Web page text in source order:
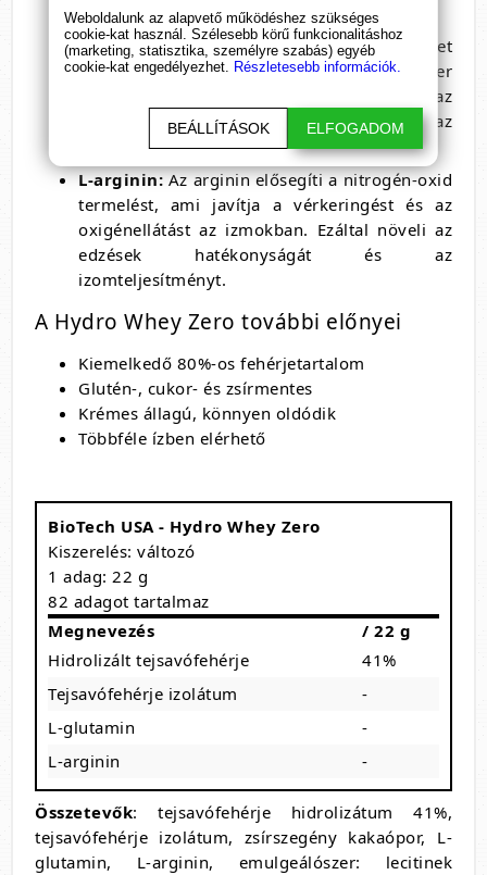
sovány izomtömeget.
L-glutamin:Ez az aminosav fontos szerepet
játszik a regenerációban és az immunrendszer
támogatásában. Segít csökkenteni az
izomfáradtságot és gyorsítja a felépülést az
intenzív edzések után.
L-arginin:Az arginin elősegíti a nitrogén-oxid
termelést, ami javítja a vérkeringést és az
oxigénellátást az izmokban. Ezáltal növeli az
edzések hatékonyságát és az
izomteljesítményt.
A Hydro Whey Zero további előnyei
Kiemelkedő 80%-os fehérjetartalom
Glutén-, cukor- és zsírmentes
Krémes állagú, könnyen oldódik
Többféle ízben elérhető
BioTech USA - Hydro Whey Zero
Kiszerelés: változó
1 adag: 22 g
82 adagot tartalmaz
Megnevezés
/ 22 g
Hidrolizált tejsavófehérje
41%
Tejsavófehérje izolátum
-
L-glutamin
-
L-arginin
-
Összetevők: tejsavófehérje hidrolizátum 41%,
tejsavófehérje izolátum, zsírszegény kakaópor, L-
glutamin, L-arginin, emulgeálószer: lecitinek
Weboldalunk az alapvető működéshez szükséges
cookie-kat használ. Szélesebb körű funkcionalitáshoz
(marketing, statisztika, személyre szabás) egyéb
cookie-kat engedélyezhet. Részletesebb információk.
BEÁLLÍTÁSOK ELFOGADOM